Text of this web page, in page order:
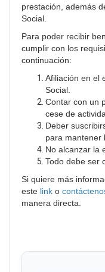
prestación, además
Social.
Para poder recibir
cumplir con los
continuación:
Afiliación en el
Social.
Contar con un
cese de
Deber
para mantener
No alcanzar la
Todo debe ser
Si quiere más
este link o
manera directa.